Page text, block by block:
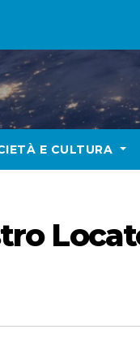
E CULTURA